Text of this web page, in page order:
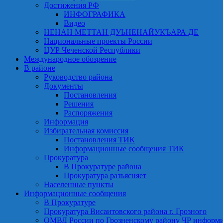
Достижения РФ
ИНФОГРАФИКА
Видео
НЕНАН МЕТТАН ДУЬНЕНАЙУКЪАРА ДЕ
Национальные проекты России
ЦУР Чеченской Республики
Международное обозрение
В районе
Руководство района
Документы
Постановления
Решения
Распоряжения
Информация
Избирательная комиссия
Постановления ТИК
Информационные сообщения ТИК
Прокуратура
В Прокуратуре района
Прокуратура разъясняет
Населенные пункты
Информационные сообщения
В Прокуратуре
Прокуратура Висаитовского района г. Грозного
ОМВД России по Грозненскому району ЧР